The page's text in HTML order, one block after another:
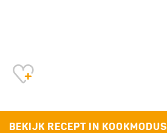
BEKIJK RECEPT IN KOOKMODUS